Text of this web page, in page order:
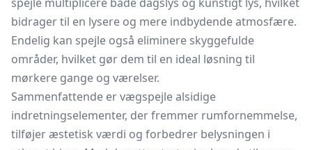
bidrager til en lysere og mere indbydende atmosfære.
Endelig kan spejle også eliminere skyggefulde
områder, hvilket gør dem til en ideal løsning til
mørkere gange og værelser.
Sammenfattende er vægspejle alsidige
indretningselementer, der fremmer rumfornemmelse,
tilføjer æstetisk værdi og forbedrer belysningen i